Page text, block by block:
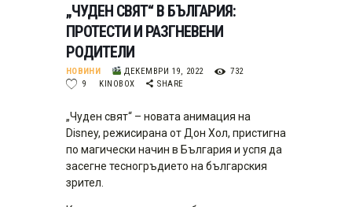
„ЧУДЕН СВЯТ“ В БЪЛГАРИЯ:
ПРОТЕСТИ И РАЗГНЕВЕНИ
РОДИТЕЛИ
НОВИНИ ДЕКЕМВРИ 19, 2022
732
9
KINOBOX SHARE
„Чуден свят“ – новата анимация на
Disney, режисирана от Дон Хол, пристигна
по магически начин в България и успя да
засегне тесногръдието на българския
зрител.